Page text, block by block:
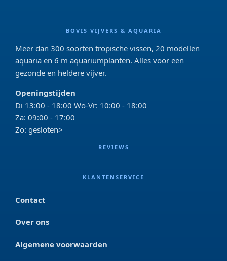
BOVIS VIJVERS & AQUARIA
Meer dan 300 soorten tropische vissen, 20 modellen
aquaria en 6 m aquariumplanten. Alles voor een
gezonde en heldere vijver.
Openingstijden
Di 13:00 - 18:00 Wo-Vr: 10:00 - 18:00
Za: 09:00 - 17:00
Zo: gesloten>
REVIEWS
KLANTENSERVICE
Contact
Over ons
Algemene voorwaarden